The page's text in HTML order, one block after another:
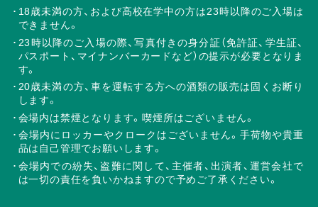
18歳未満の方、および高校在学中の方は23時以降のご入場は
できません。
23時以降のご入場の際、写真付きの身分証（免許証、学生証、
パスポート、マイナンバーカードなど）の提示が必要となりま
す。
20歳未満の方、車を運転する方への酒類の販売は固くお断り
します。
会場内は禁煙となります。喫煙所はございません。
会場内にロッカーやクロークはございません。手荷物や貴重
品は自己管理でお願いします。
会場内での紛失、盗難に関して、主催者、出演者、運営会社で
は一切の責任を負いかねますので予めご了承ください。